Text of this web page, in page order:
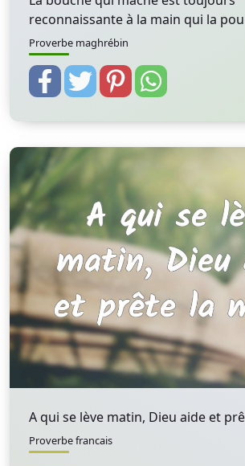
reconnaissante à la main qui la
Proverbe maghrébin
A qui se lève matin, Dieu aide et
Proverbe francais